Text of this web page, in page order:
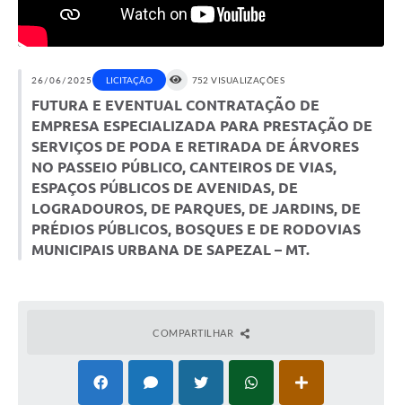
26/06/2025 LICITAÇÃO 752 VISUALIZAÇÕES
FUTURA E EVENTUAL CONTRATAÇÃO DE
EMPRESA ESPECIALIZADA PARA PRESTAÇÃO DE
SERVIÇOS DE PODA E RETIRADA DE ÁRVORES
NO PASSEIO PÚBLICO, CANTEIROS DE VIAS,
ESPAÇOS PÚBLICOS DE AVENIDAS, DE
LOGRADOUROS, DE PARQUES, DE JARDINS, DE
PRÉDIOS PÚBLICOS, BOSQUES E DE RODOVIAS
MUNICIPAIS URBANA DE SAPEZAL – MT.
COMPARTILHAR